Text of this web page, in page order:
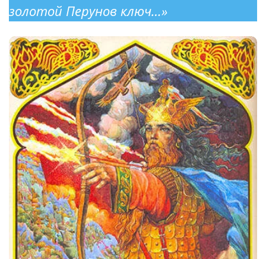
золотой Перунов ключ…»